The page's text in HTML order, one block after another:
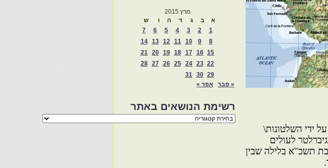
לארץ נאסרה על ידי השלטונות\
לעולים
תשכ"א בלילה שבין
מרץ 2015
א
ב ג ד ה ו
ש
1
2
3
4
5
6
7
8
9
10
11
12
13
14
15
16
17
18
19
20
21
22
23
24
25
26
27
28
29
30
31
« פבר
אפר »
רשימת הנושאים באתר
רשימת
הנושאים